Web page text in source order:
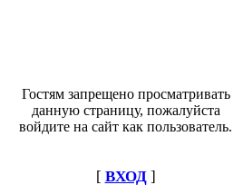
Гостям запрещено просматривать
данную страницу, пожалуйста
войдите на сайт как пользователь.
[ ВХОД]